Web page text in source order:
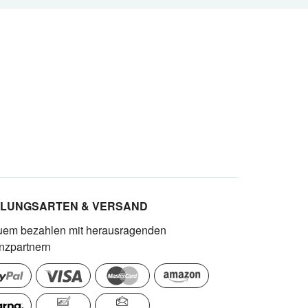
& VERSAND
bezahlen mit herausragenden